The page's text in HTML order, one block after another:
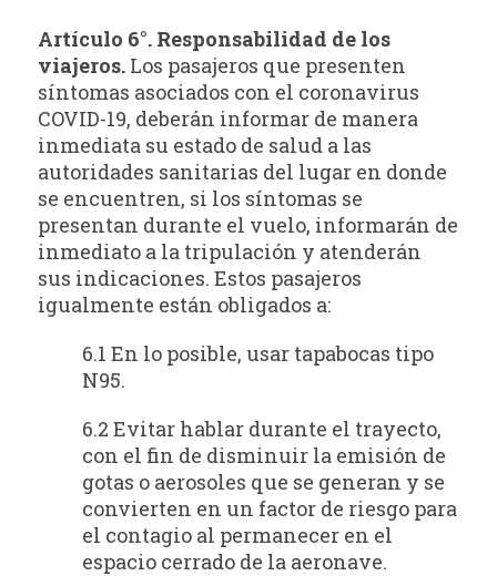
Artículo 6°. Responsabilidad de los
viajeros. Los pasajeros que presenten
síntomas asociados con el coronavirus
COVID-19, deberán informar de manera
inmediata su estado de salud a las
autoridades sanitarias del lugar en donde
se encuentren, si los síntomas se
presentan durante el vuelo, informarán de
inmediato a la tripulación y atenderán
sus indicaciones. Estos pasajeros
igualmente están obligados a:
6.1 En lo posible, usar tapabocas tipo
N95.
6.2 Evitar hablar durante el trayecto,
con el fin de disminuir la emisión de
gotas o aerosoles que se generan y se
convierten en un factor de riesgo para
el contagio al permanecer en el
espacio cerrado de la aeronave.